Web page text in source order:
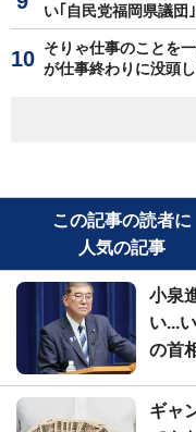
い｢自民党福岡県議団
そりゃ仕事のことを
が仕事終わりに没頭
この記事の読者に
人気の記事
小泉
い...
の首
ギャ